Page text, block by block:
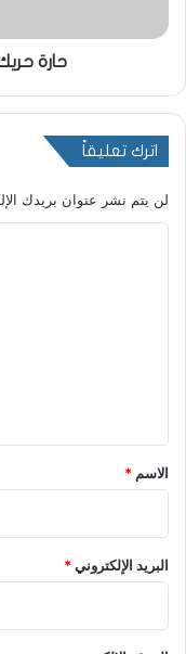
حارة
اترك تعليقاً
لن يتم نشر عنوان بريدك
*
الاسم *
البريد الإلكتروني*